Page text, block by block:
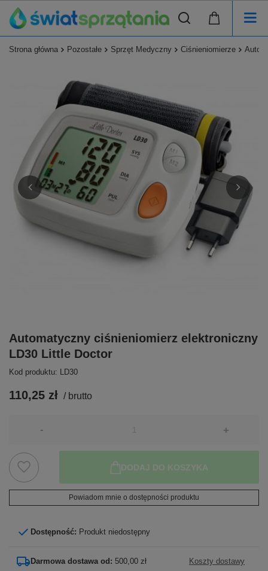
Strona główna Pozostałe Sprzęt Medyczny Ciśnieniomierze
Automatyczny ciśnieniomierz elektroniczny
LD30 Little Doctor
Kod produktu: LD30
110,25 zł / brutto
- +
DODAJ DO KOSZYKA
Powiadom mnie o dostępności produktu
Dostępność: Produkt niedostępny
Darmowa dostawa od: 500,00 zł Koszty dostawy